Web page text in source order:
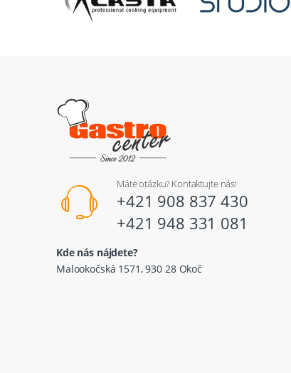
Máte otázku? Kontaktujte nás!
+421 908 837 430
+421 948 331 081
Kde nás nájdete?
Malookočská 1571, 930 28 Okoč